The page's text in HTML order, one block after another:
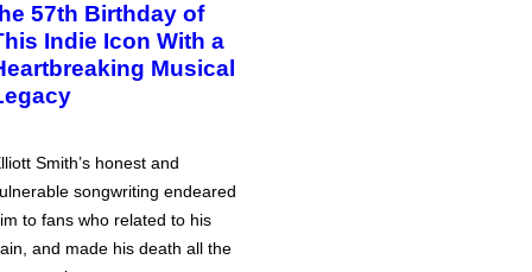
57th Birthday of
Indie Icon With a
Musical
Smith’s honest and
songwriting endeared
to fans who related to his
and made his death all the